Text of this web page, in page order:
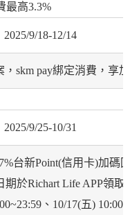
最高3.3%
2025/9/18-12/14
，skm pay綁定消費，享
2025/9/25-10/31
台新Point(信用卡)加碼
於Richart Life APP領取
、10/17(五)